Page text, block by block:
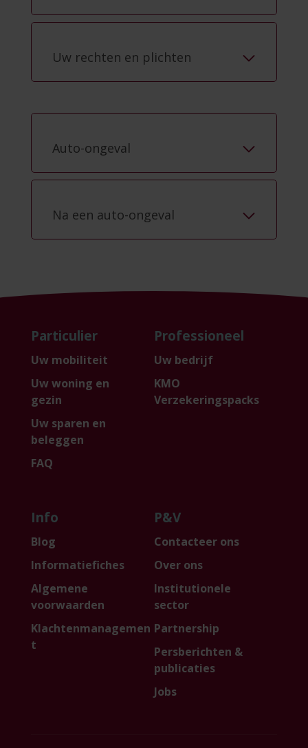
Uw rechten en plichten
Auto-ongeval
Na een auto-ongeval
Particulier
Uw mobiliteit
Uw woning en
gezin
Uw sparen en
beleggen
FAQ
Professioneel
Uw bedrijf
KMO
Verzekeringspacks
Info
Blog
Informatiefiches
Algemene
voorwaarden
Klachtenmanagemen
t
P&V
Contacteer ons
Over ons
Institutionele
sector
Partnership
Persberichten &
publicaties
Jobs